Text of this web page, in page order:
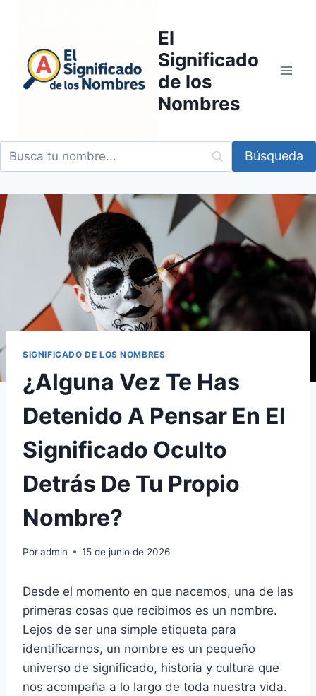
contenido
El
Significado
de los
Nombres
SIGNIFICADO DE LOS NOMBRES
¿Alguna Vez Te Has
Detenido A Pensar En El
Significado Oculto
Detrás De Tu Propio
Nombre?
Poradmin 15 de junio de 2026
Desde el momento en que nacemos, una de las
primeras cosas que recibimos es un nombre.
Lejos de ser una simple etiqueta para
identificarnos, un nombre es un pequeño
universo de significado, historia y cultura que
nos acompaña a lo largo de toda nuestra vida.